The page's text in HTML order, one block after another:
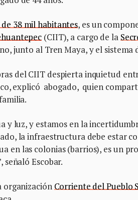
38 mil habitantes, es un
(CIIT), a cargo de la
junto al Tren Maya, y el sistema
del CIIT despierta inquietud
explicó abogado, quien
y luz, y estamos en la
la infraestructura debe estar
en las colonias (barrios), es un
señaló Escobar.
organizaciónCorriente del Pueblo